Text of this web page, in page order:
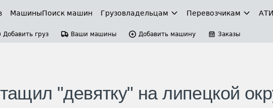
МашиныПоиск машин Грузовладельцам Перевозчикам
Добавить груз Ваши машины Добавить машину Заказы
"девятку" на липецкой